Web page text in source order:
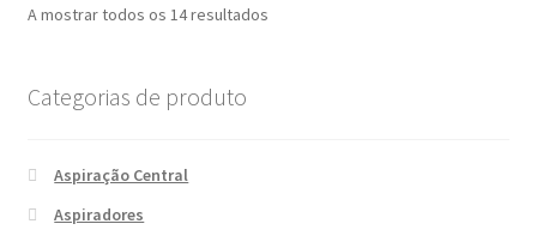
A mostrar todos os 14 resultadosOrdenado
Categorias de produto
Aspiração Central
Aspiradores